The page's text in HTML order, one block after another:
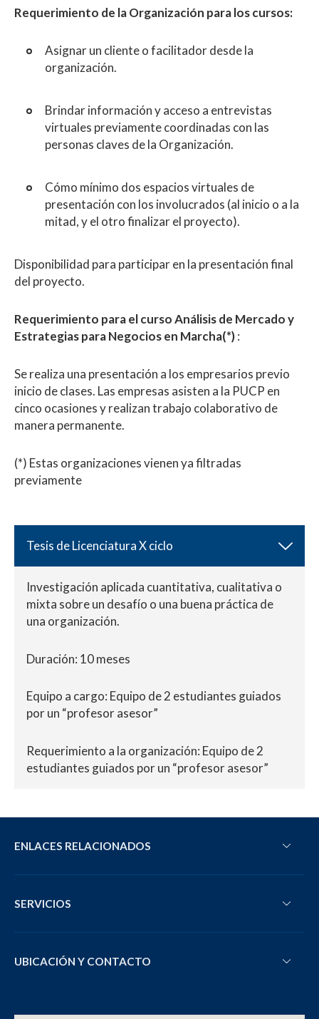
Requerimiento de la Organización para los cursos:
Asignar un cliente o facilitador desde la
organización.
Brindar información y acceso a entrevistas
virtuales previamente coordinadas con las
personas claves de la Organización.
Cómo mínimo dos espacios virtuales de
presentación con los involucrados (al inicio o a la
mitad, y el otro finalizar el proyecto).
Disponibilidad para participar en la presentación final
del proyecto.
Requerimiento para el cursoAnálisis de Mercado y
Estrategias para Negocios en Marcha(*):
Se realiza una presentación a los empresarios previo
inicio de clases. Las empresas asisten a la PUCP en
cinco ocasiones y realizan trabajo colaborativo de
manera permanente.
(*) Estas organizaciones vienen ya filtradas
previamente
Tesis de Licenciatura X ciclo
Investigación aplicada cuantitativa, cualitativa o
mixta sobre un desafío o una buena práctica de
una organización.
Duración: 10 meses
Equipo a cargo: Equipo de 2 estudiantes guiados
por un “profesor asesor”
Requerimiento a la organización: Equipo de 2
estudiantes guiados por un “profesor asesor”
ENLACES RELACIONADOS
SERVICIOS
UBICACIÓN Y CONTACTO